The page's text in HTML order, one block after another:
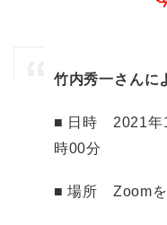
竹内秀一さんに
■ 日時 2021年
時00分
■ 場所 Zoomを